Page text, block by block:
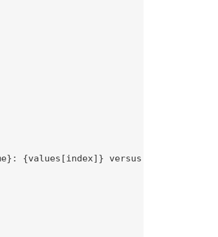
{values[index]} versus {item_value}")